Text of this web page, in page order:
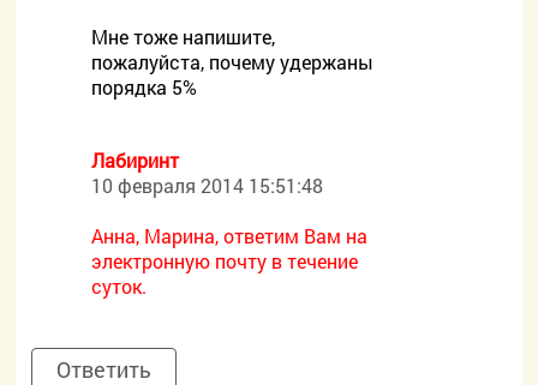
Мне тоже напишите,
пожалуйста, почему удержаны
порядка 5%
Лабиринт
10 февраля 2014 15:51:48
Анна, Марина, ответим Вам на
электронную почту в течение
суток.
Ответить